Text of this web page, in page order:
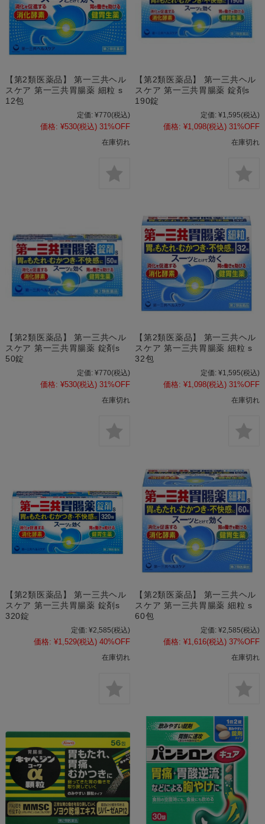
【第2類医薬品】 第一三共ヘル
スケア 第一三共胃腸薬 細粒 s
12包
定価: ¥770(税込)
価格: ¥530(税込) 31%OFF
在庫切れ
【第2類医薬品】 第一三共ヘル
スケア 第一三共胃腸薬 錠剤s
190錠
定価: ¥1,595(税込)
価格: ¥1,098(税込) 31%OFF
在庫切れ
【第2類医薬品】 第一三共ヘル
スケア 第一三共胃腸薬 錠剤s
50錠
定価: ¥770(税込)
価格: ¥530(税込) 31%OFF
在庫切れ
【第2類医薬品】 第一三共ヘル
スケア 第一三共胃腸薬 細粒 s
32包
定価: ¥1,595(税込)
価格: ¥1,098(税込) 31%OFF
在庫切れ
【第2類医薬品】 第一三共ヘル
スケア 第一三共胃腸薬 錠剤s
320錠
定価: ¥2,585(税込)
価格: ¥1,529(税込) 40%OFF
在庫切れ
【第2類医薬品】 第一三共ヘル
スケア 第一三共胃腸薬 細粒 s
60包
定価: ¥2,585(税込)
価格: ¥1,616(税込) 37%OFF
在庫切れ